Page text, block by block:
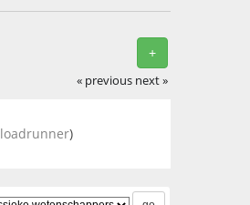
+
« previous next »
loadrunner)